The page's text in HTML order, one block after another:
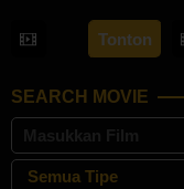
Aug
2024
Bonifacio
Tonton
SEARCH MOVIE